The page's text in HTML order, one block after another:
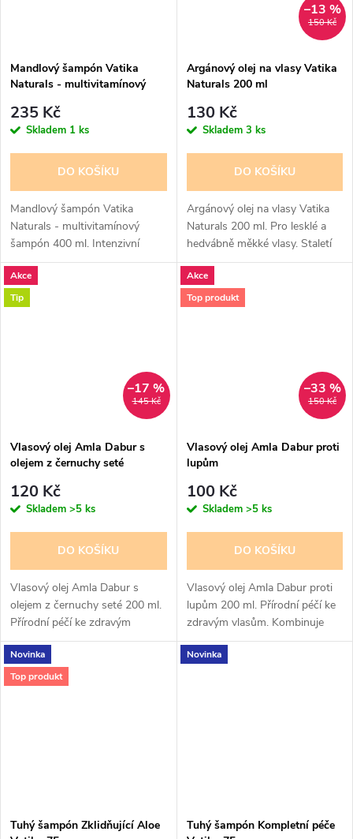
Mandlový šampón Vatika
Naturals - multivitamínový
235 Kč
Skladem 1 ks
DO KOŠÍKU
Mandlový šampón Vatika
Naturals - multivitamínový
šampón 400 ml. Intenzivní
hydratace a výživa vašich vlasů.
Mandlový šampón od firmy
Dabur Vatika je určen na mytí
150 Kč
–13 %
Argánový olej na vlasy Vatika
Naturals 200 ml
130 Kč
Skladem 3 ks
DO KOŠÍKU
Argánový olej na vlasy Vatika
Naturals 200 ml. Pro lesklé a
hedvábně měkké vlasy. Staletí
starý zázrak - argánový olej z
Maroka. Bohatý na přírodní
složky, vitamín E a a...
Akce
Tip
145 Kč
–17 %
Vlasový olej Amla Dabur s
olejem z černuchy seté
120 Kč
Skladem >5 ks
DO KOŠÍKU
Vlasový olej Amla Dabur s
olejem z černuchy seté 200 ml.
Přírodní péčí ke zdravým
vlasům. Kombinuje blahodárné
vlastnosti se směsí rostlinných
a minerálních olejů...
Akce
Top produkt
150 Kč
–33 %
Vlasový olej Amla Dabur proti
lupům
100 Kč
Skladem >5 ks
DO KOŠÍKU
Vlasový olej Amla Dabur proti
lupům 200 ml. Přírodní péčí ke
zdravým vlasům. Kombinuje
blahodárné vlastnosti plodů
amly, indického angreštu,
Novinka
Top produkt
Tuhý šampón Zklidňující Aloe
Novinka
Tuhý šampón Kompletní péče